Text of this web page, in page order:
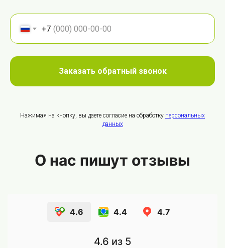
+7
Заказать обратный звонок
Нажимая на кнопку, вы даете согласие на обработку персональных
данных
О нас пишут отзывы
4.6 4.4 4.7
4.6 из 5